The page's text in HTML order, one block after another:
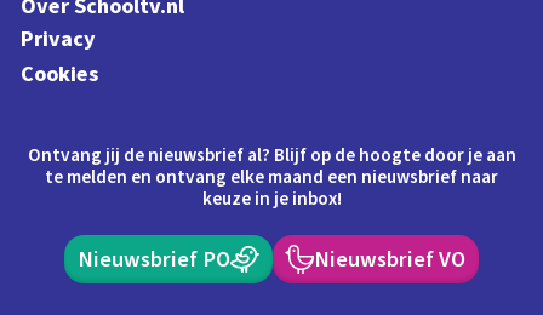
Over Schooltv.nl
Privacy
Cookies
Ontvang jij de nieuwsbrief al? Blijf op de hoogte door je aan
te melden en ontvang elke maand een nieuwsbrief naar
keuze in je inbox!
Nieuwsbrief PO Nieuwsbrief VO